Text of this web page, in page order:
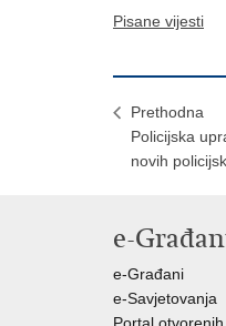
Pisane vijesti
Prethodna
​Policijska
novih
e-
e-Građani
e-Savjetovanja